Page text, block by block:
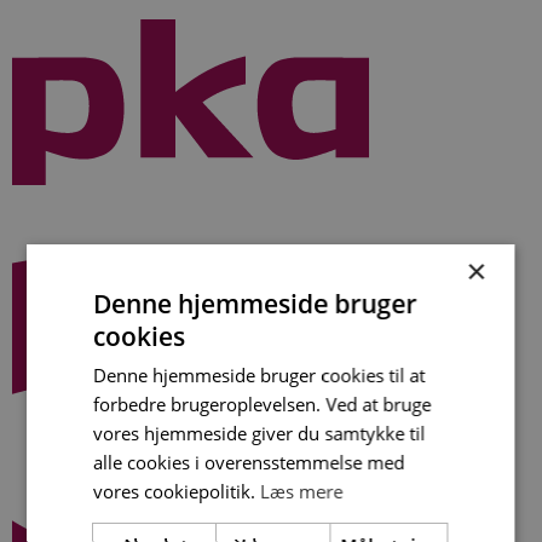
×
Denne hjemmeside bruger
cookies
Denne hjemmeside bruger cookies til at
forbedre brugeroplevelsen. Ved at bruge
vores hjemmeside giver du samtykke til
alle cookies i overensstemmelse med
vores cookiepolitik. Læs mere